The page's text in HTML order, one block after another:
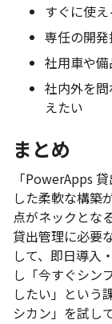
すぐに使
専任の開
社用車や
社内外を
えたい
まとめ
「PowerApps
した柔軟な構築
点がネックとな
貸出管理に必要
して、即日導入
し「今すぐシン
したい」という
シカン」を試し